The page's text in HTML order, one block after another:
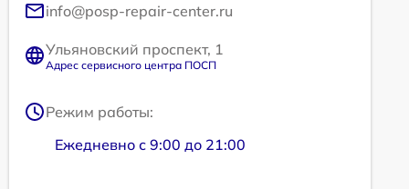
info@posp-repair-center.ru
Ульяновский проспект, 1
Адрес сервисного центра ПОСП
Режим работы:
Ежедневно с 9:00 до 21:00